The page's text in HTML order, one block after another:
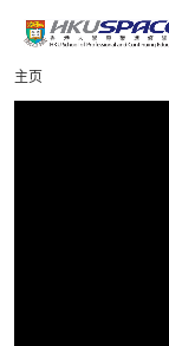
content
Main
content
主页